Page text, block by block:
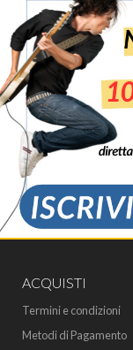
ACQUISTI
Termini e condizioni
Metodi di Pagamento